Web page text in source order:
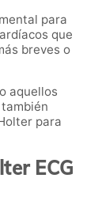
para
que
breves o
aquellos
para
ECG